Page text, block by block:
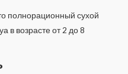
полнорационный сухой
в возрасте от 2 до 8